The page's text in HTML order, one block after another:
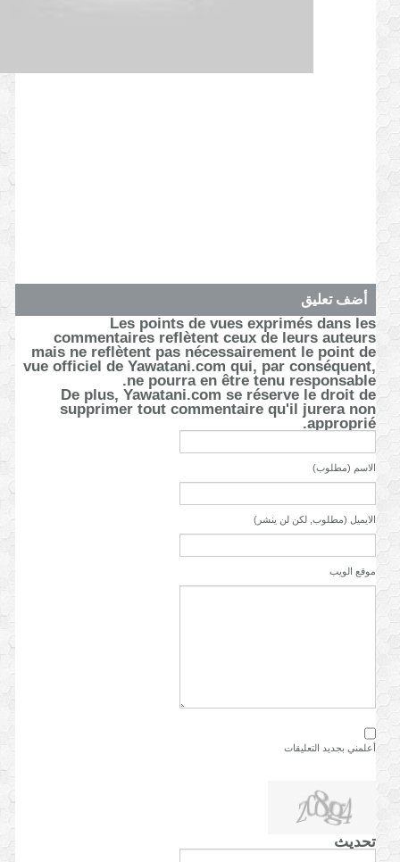
أضف تعليق
Les points de vues exprimés dans les
commentaires reflètent ceux de leurs auteurs
mais ne reflètent pas nécessairement le point de
vue officiel de Yawatani.com qui, par conséquent,
ne pourra en être tenu responsable.
De plus, Yawatani.com se réserve le droit de
supprimer tout commentaire qu'il jurera non
approprié.
الاسم (مطلوب)
الايميل (مطلوب, لكن لن ينشر)
موقع الويب
أعلمني بجديد التعليقات
تحديث